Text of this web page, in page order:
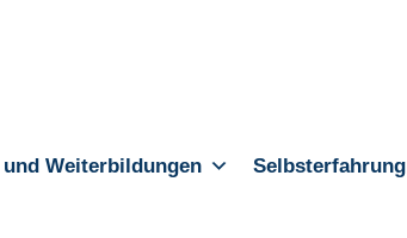
Weiterbildungen Selbsterfahrung